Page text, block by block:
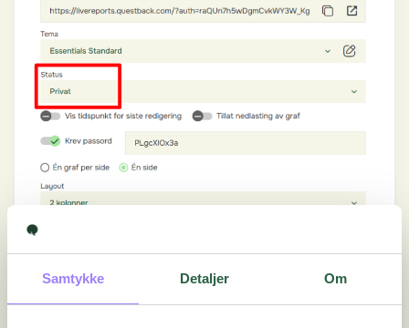
Samtykke Detaljer Om
Layoutlar deg velge mellomén graf per side, som